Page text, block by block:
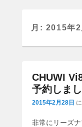
月: 2015年2
CHUWI
予約しま
2015年2月28日 に
非常にリーズ